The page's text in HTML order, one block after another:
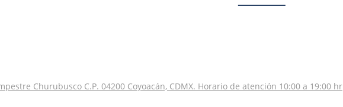
Churubusco C.P. 04200 Coyoacán, CDMX. Horario de atención 10:00 a 19:00 hr